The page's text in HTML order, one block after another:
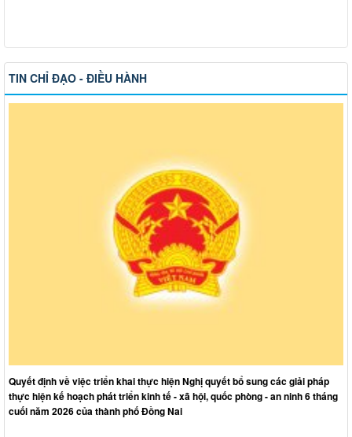
TIN CHỈ ĐẠO - ĐIỀU HÀNH
Quyết định về việc triển khai thực hiện Nghị quyết bổ sung các giải pháp
thực hiện kế hoạch phát triển kinh tế - xã hội, quốc phòng - an ninh 6 tháng
cuối năm 2026 của thành phố Đồng Nai